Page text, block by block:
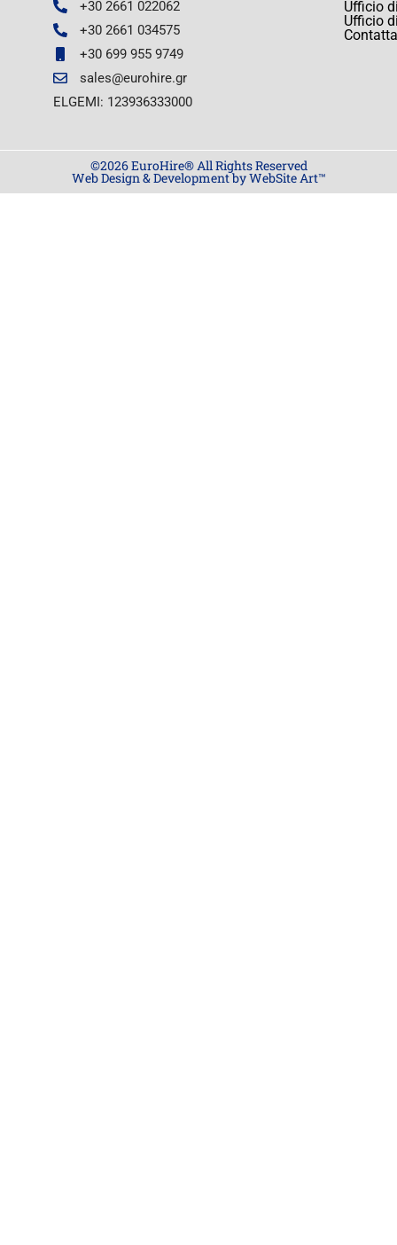
+30 2661 022062
+30 2661 034575
+30 699 955 9749
sales@eurohire.gr
ELGEMI: 123936333000
Ufficio
Ufficio
©2026 EuroHire® All Rights Reserved
Web Design & Development by WebSite Art™